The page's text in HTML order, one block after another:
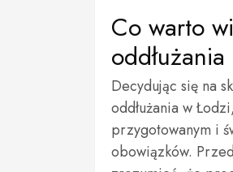
Co warto
oddłużania
Decydując się na
oddłużania w
przygotowanym i
obowiązków.